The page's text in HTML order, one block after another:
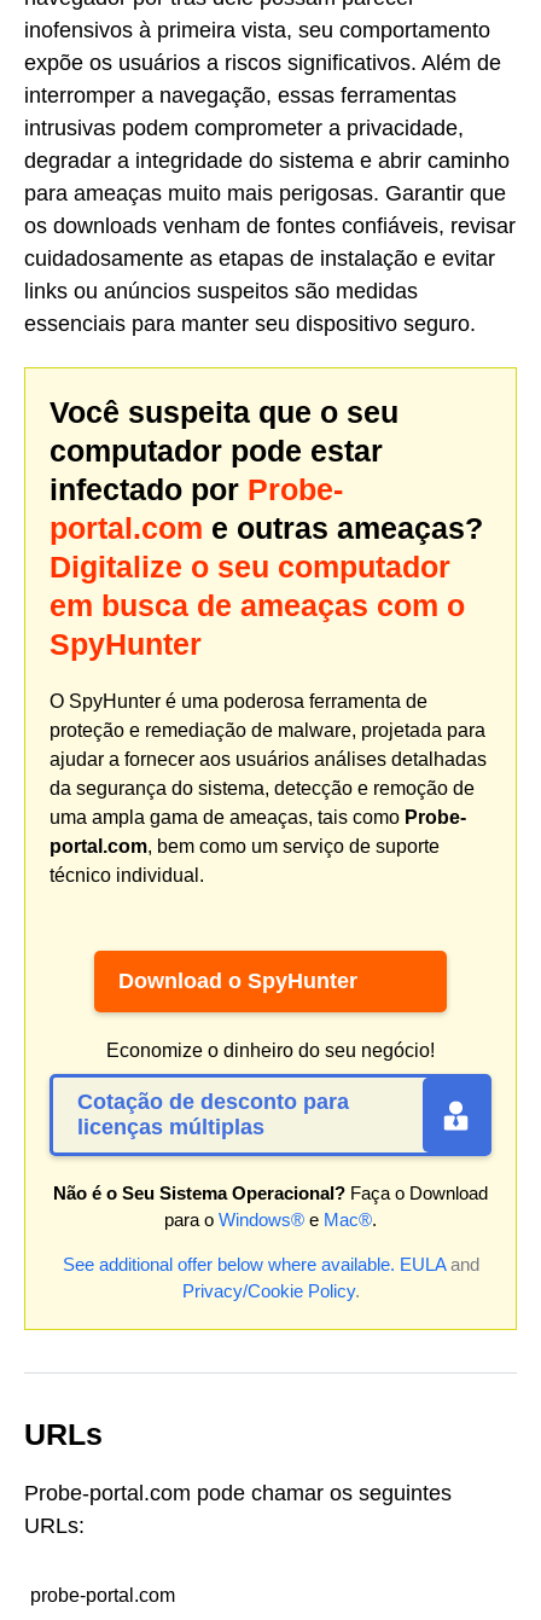
inofensivos à primeira vista, seu comportamento
expõe os usuários a riscos significativos. Além de
interromper a navegação, essas ferramentas
intrusivas podem comprometer a privacidade,
degradar a integridade do sistema e abrir caminho
para ameaças muito mais perigosas. Garantir que
os downloads venham de fontes confiáveis, revisar
cuidadosamente as etapas de instalação e evitar
links ou anúncios suspeitos são medidas
essenciais para manter seu dispositivo seguro.
Você suspeita que o seu
computador pode estar
infectado por Probe-
portal.com e outras ameaças?
Digitalize o seu computador
em busca de ameaças com o
SpyHunter
O SpyHunter é uma poderosa ferramenta de
proteção e remediação de malware, projetada para
ajudar a fornecer aos usuários análises detalhadas
da segurança do sistema, detecção e remoção de
uma ampla gama de ameaças, tais como Probe-
portal.com, bem como um serviço de suporte
técnico individual.
Download o SpyHunter
Economize o dinheiro do seu negócio!
Cotação de desconto para
licenças múltiplas
Não é o Seu Sistema Operacional? Faça o Download
para o Windows® e Mac®.
See additional offer below where available. EULAand
Privacy/Cookie Policy.
URLs
Probe-portal.com pode chamar os seguintes
URLs:
probe-portal.com